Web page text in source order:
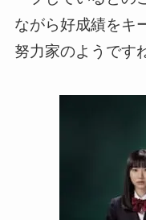
ながら好成績をキ
努力家のようです